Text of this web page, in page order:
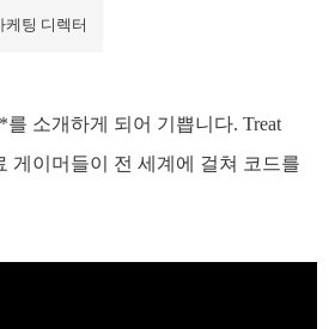
케팅 디렉터
를 소개하게 되어 기쁩니다. Treat
게이머들이 전 세계에 걸쳐 코드를